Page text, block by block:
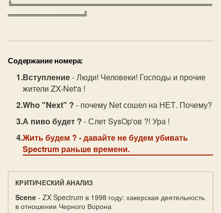
╚═════════════════════════════════════════════
═════════════════╝
Содержание номера:
Вступление- Люди! Человеки! Господы и прочие
жители ZX-Net'a !
Who "Next" ? - почему Net сошел на НЕТ. Почему?
А пиво будет ? - Слет SysOp'ов ?! Ура !
Жить будем ? - давайте не будем убивать
Spectrum раньше времени.
КРИТИЧЕСКИЙ АНАЛИЗ
Scene - ZX Spectrum в 1998 году: хакерская деятельность
в отношении Черного Ворона